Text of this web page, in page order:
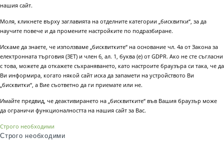
нашия сайт.
Моля, кликнете върху заглавията на отделните категории „бисквитки“, за да
научите повече и да промените настройките по подразбиране.
Искаме да знаете, че използваме „бисквитките“ на основание чл. 4а от Закона за
електронната търговия (ЗЕТ) и член 6, ал. 1, буква (е) от GDPR. Ако не сте съгласни
с това, можете да откажете съхраняването, като настроите браузъра си така, че да
Ви информира, когато някой сайт иска да запамети на устройството Ви
„бисквитки“, а Вие съответно да ги приемате или не.
Имайте предвид, че деактивирането на „бисквитките“ във Вашия браузър може
да ограничи функционалността на нашия сайт за Вас.
Строго необходими
Строго необходими